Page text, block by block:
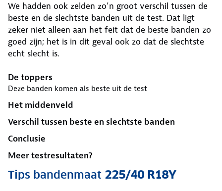
We hadden ook zelden zo’n groot verschil tussen de
beste en de slechtste banden uit de test. Dat ligt
zeker niet alleen aan het feit dat de beste banden zo
goed zijn; het is in dit geval ook zo dat de slechtste
echt slecht is.
De toppers
Deze banden komen als beste uit de test
Het middenveld
Verschil tussen beste en slechtste banden
Conclusie
Meer testresultaten?
Tips bandenmaat 225/40 R18Y